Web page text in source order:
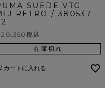
SUEDE VTG
RETRO / 380537-
20,350 税込
在庫切れ
カートに入れる